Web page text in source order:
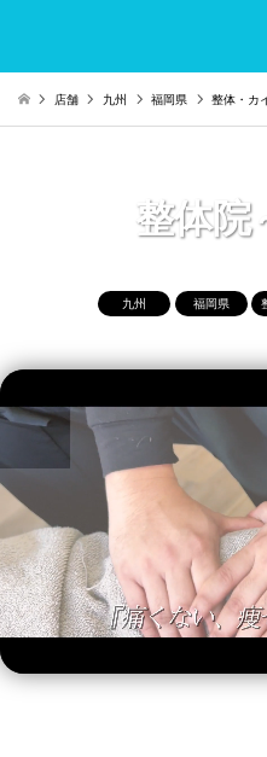
店舗 九州 福岡県 整体・カ
整体院
九州 福岡県